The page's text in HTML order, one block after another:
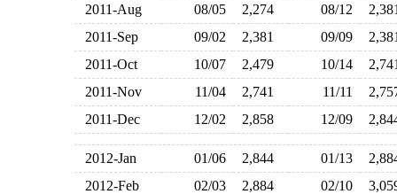
2011-Aug
08/05 2,274 08/12
2011-Sep
09/02 2,381 09/09
2011-Oct
10/07 2,479 10/14
2011-Nov
11/04 2,741 11/11
2011-Dec
12/02 2,858 12/09
2012-Jan 01/06 2,844 01/13
2012-Feb
02/03 2,884 02/10